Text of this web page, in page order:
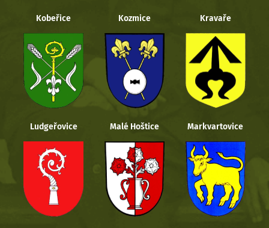
Kobeřice Kozmice Kravaře
Ludgeřovice Malé Hoštice Markvartovice